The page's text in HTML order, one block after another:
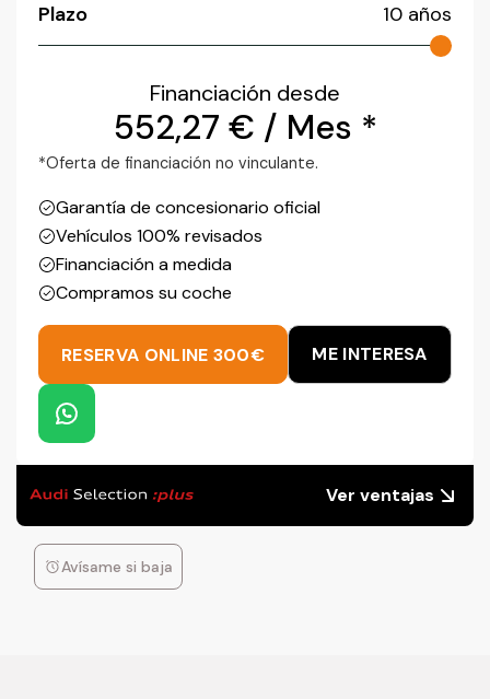
Plazo 10 años
Financiación desde
552,27 € / Mes *
*Oferta de financiación no vinculante.
Garantía de concesionario oficial
Vehículos 100% revisados
Financiación a medida
Compramos su coche
RESERVA ONLINE 300€ ME INTERESA
Ver ventajas
Avísame si baja